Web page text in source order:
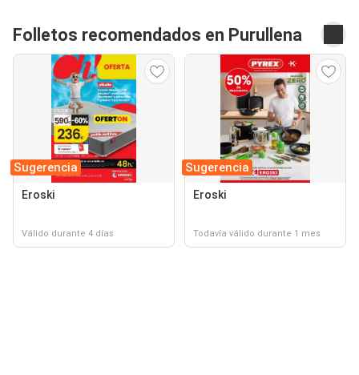
Folletos recomendados en Purullena
Sugerencia
Eroski
Válido durante 4 días
Sugerencia
Eroski
Todavía válido durante 1 mes